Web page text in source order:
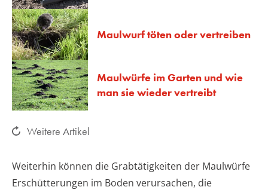
Maulwurf töten oder vertreiben
Maulwürfe im Garten und wie
man sie wieder vertreibt
Weitere Artikel
Weiterhin können die Grabtätigkeiten der Maulwürfe
Erschütterungen im Boden verursachen, die